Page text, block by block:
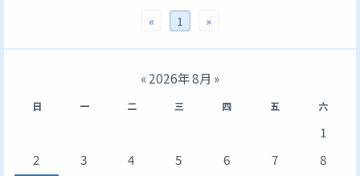
« 1 »
«2026年 8月 »
日 一 二 三 四 五 六
1
2
3 4 5 6 7
8